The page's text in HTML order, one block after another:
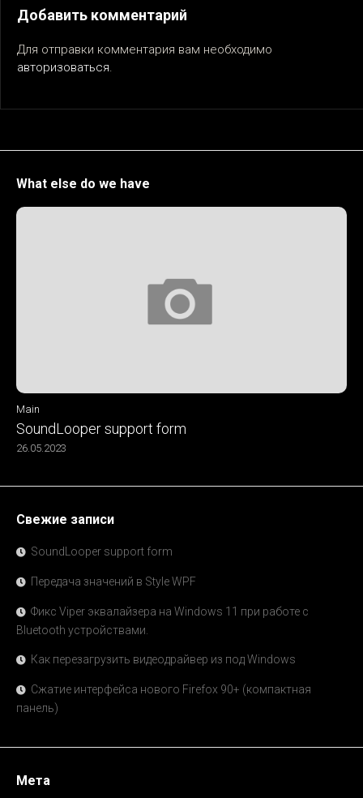
Добавить комментарий
Для отправки комментария вам необходимо
авторизоваться.
What else do we have
Main
SoundLooper support form
26.05.2023
Свежие записи
SoundLooper support form
Передача значений в Style WPF
Фикс Viper эквалайзера на Windows 11 при работе с
Bluetooth устройствами.
Как перезагрузить видеодрайвер из под Windows
Сжатие интерфейса нового Firefox 90+ (компактная
панель)
Мета